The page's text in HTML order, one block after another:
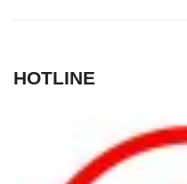
HOTLINE